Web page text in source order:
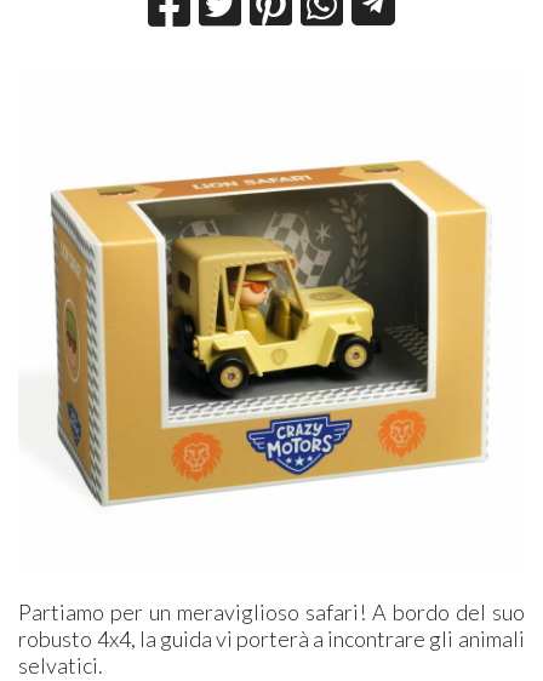
Partiamo per un meraviglioso safari! A bordo del suo
robusto 4x4, la guida vi porterà a incontrare gli animali
selvatici.